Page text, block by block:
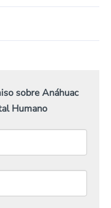
sobre Anáhuac
Humano